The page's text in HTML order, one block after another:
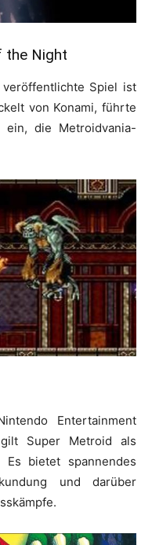
the Night
Spiel ist
von Konami, führte
ein, die Metroidvania-
Entertainment
Super Metroid als
Es bietet spannendes
und darüber